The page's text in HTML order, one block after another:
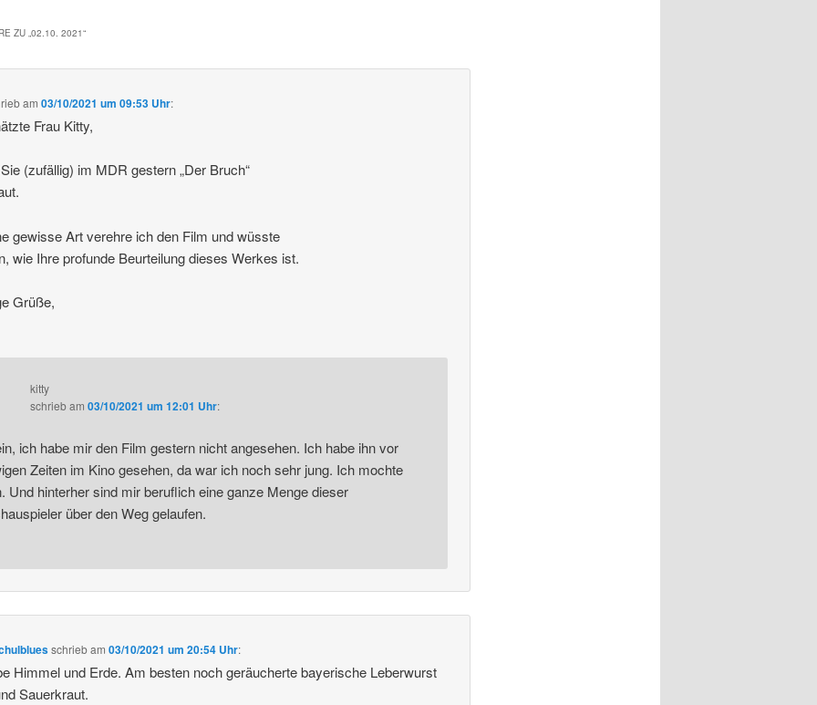
ZU „ 02.10. 2021“
am03/10/2021 um 09:53 Uhr:
Frau Kitty,
(zufällig) im MDR gestern „Der Bruch“
gewisse Art verehre ich den Film und wüsste
wie Ihre profunde Beurteilung dieses Werkes ist.
Grüße,
kitty
schriebam 03/10/2021 um 12:01 Uhr:
ich habe mir den Film gestern nicht angesehen. Ich habe ihn vor
Zeiten im Kino gesehen, da war ich noch sehr jung. Ich mochte
Und hinterher sind mir beruflich eine ganze Menge dieser
über den Weg gelaufen.
schriebam03/10/2021 um 20:54 Uhr:
Himmel und Erde. Am besten noch geräucherte bayerische Leberwurst
Sauerkraut.